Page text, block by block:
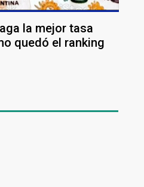
la mejor tasa
quedó el ranking